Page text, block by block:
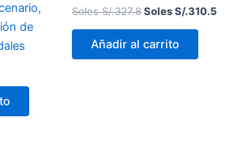
de
Soles S/.327.8Soles S/.310.5
Añadir al carrito